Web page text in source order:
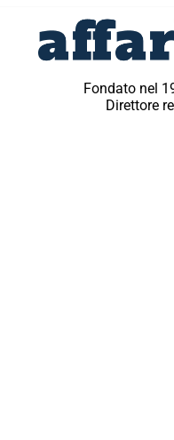
Fondato nel
Direttore